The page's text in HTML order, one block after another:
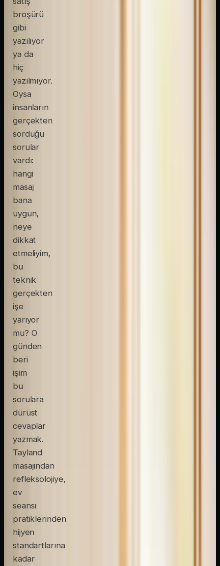
broşürü
gibi
yazılıyor
ya da
hiç
yazılmıyor.
Oysa
insanların
gerçekten
sorduğu
sorular
vardı:
hangi
masaj
bana
uygun,
neye
dikkat
etmeliyim,
bu
teknik
gerçekten
işe
yarıyor
mu? O
günden
beri
işim
bu
sorulara
dürüst
cevaplar
yazmak.
Tayland
masajından
refleksolojiye,
ev
seansı
pratiklerinden
hijyen
standartlarına
kadar